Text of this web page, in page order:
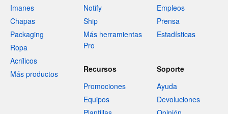
Imanes
Chapas
Packaging
Ropa
Acrílicos
Más productos
Notify
Ship
Más herramientas
Pro
Empleos
Prensa
Estadísticas
Recursos
Promociones
Equipos
Soporte
Ayuda
Devoluciones